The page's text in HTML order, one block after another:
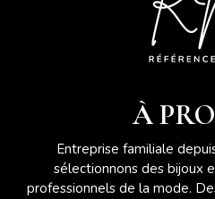
À
Entreprise familiale
sélectionnons des bijoux
professionnels de la mode.